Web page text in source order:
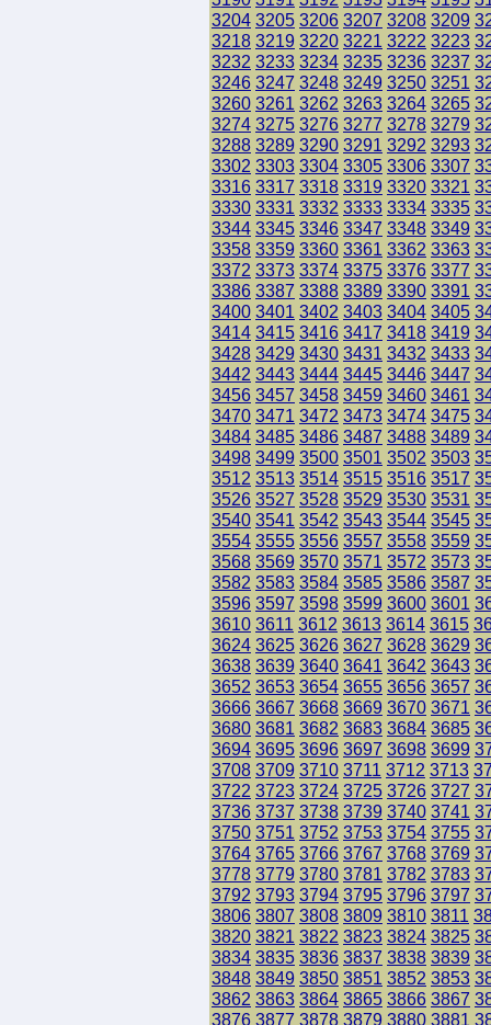
3204 3205 3206 3207 3208 3209
3218 3219 3220 3221 3222 3223
3232 3233 3234 3235 3236 3237
3246 3247 3248 3249 3250 3251
3260 3261 3262 3263 3264 3265
3274 3275 3276 3277 3278 3279
3288 3289 3290 3291 3292 3293
3302 3303 3304 3305 3306 3307
3316 3317 3318 3319 3320 3321
3330 3331 3332 3333 3334 3335
3344 3345 3346 3347 3348 3349
3358 3359 3360 3361 3362 3363
3372 3373 3374 3375 3376 3377
3386 3387 3388 3389 3390 3391
3400 3401 3402 3403 3404 3405
3414 3415 3416 3417 3418 3419
3428 3429 3430 3431 3432 3433
3442 3443 3444 3445 3446 3447
3456 3457 3458 3459 3460 3461
3470 3471 3472 3473 3474 3475
3484 3485 3486 3487 3488 3489
3498 3499 3500 3501 3502 3503
3512 3513 3514 3515 3516 3517
3526 3527 3528 3529 3530 3531
3540 3541 3542 3543 3544 3545
3554 3555 3556 3557 3558 3559
3568 3569 3570 3571 3572 3573
3582 3583 3584 3585 3586 3587
3596 3597 3598 3599 3600 3601
3610 3611 3612 3613 3614 3615
3624 3625 3626 3627 3628 3629
3638 3639 3640 3641 3642 3643
3652 3653 3654 3655 3656 3657
3666 3667 3668 3669 3670 3671
3680 3681 3682 3683 3684 3685
3694 3695 3696 3697 3698 3699
3708 3709 3710 3711 3712 3713
3722 3723 3724 3725 3726 3727
3736 3737 3738 3739 3740 3741
3750 3751 3752 3753 3754 3755
3764 3765 3766 3767 3768 3769
3778 3779 3780 3781 3782 3783
3792 3793 3794 3795 3796 3797
3806 3807 3808 3809 3810 3811
3820 3821 3822 3823 3824 3825
3834 3835 3836 3837 3838 3839
3848 3849 3850 3851 3852 3853
3862 3863 3864 3865 3866 3867
3876 3877 3878 3879 3880 3881